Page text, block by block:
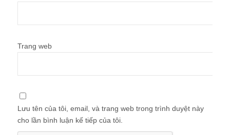
Trang web
Lưu tên của tôi, email, và trang web trong trình duyệt này
cho lần bình luận kế tiếp của tôi.